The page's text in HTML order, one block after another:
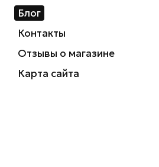
Блог
Контакты
Отзывы о магазине
Карта сайта